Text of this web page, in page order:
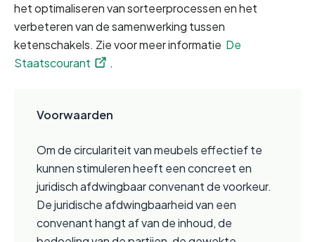
het optimaliseren van sorteerprocessen en het
verbeteren van de samenwerking tussen
ketenschakels. Zie voor meer informatie De
Staatscourant
.
Voorwaarden
Om de circulariteit van meubels effectief te
kunnen stimuleren heeft een concreet en
juridisch afdwingbaar convenant de voorkeur.
De juridische afdwingbaarheid van een
convenant hangt af van de inhoud, de